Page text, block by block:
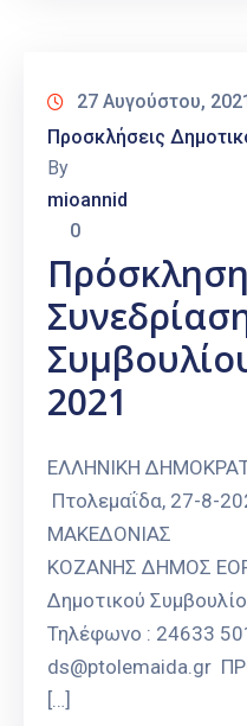
27 Αυγούστου,
Προσκλήσεις
By
mioannid
0
2021
ΕΛΛΗΝΙΚΗ
Πτολεμαΐδα, 27-8-
ΜΑΚΕΔΟΝΙΑΣ
ΚΟΖΑΝΗΣ ΔΗΜΟΣ
Δημοτικού
Τηλέφωνο : 24633
ds@ptolemaida.gr
[…]